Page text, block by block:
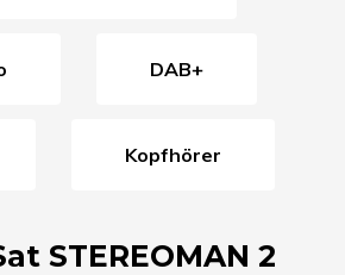
DAB+
Kopfhörer
STEREOMAN 2